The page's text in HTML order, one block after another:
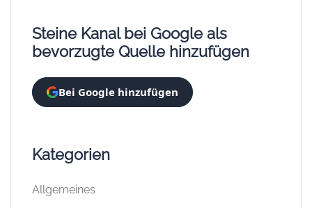
Steine Kanal bei Google als
bevorzugte Quelle hinzufügen
Bei Google hinzufügen
Kategorien
Allgemeines